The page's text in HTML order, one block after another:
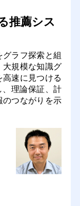
推薦シス
ラフ探索と組
大規模な知識グ
速に見つける
理論保証、計
のつながりを示